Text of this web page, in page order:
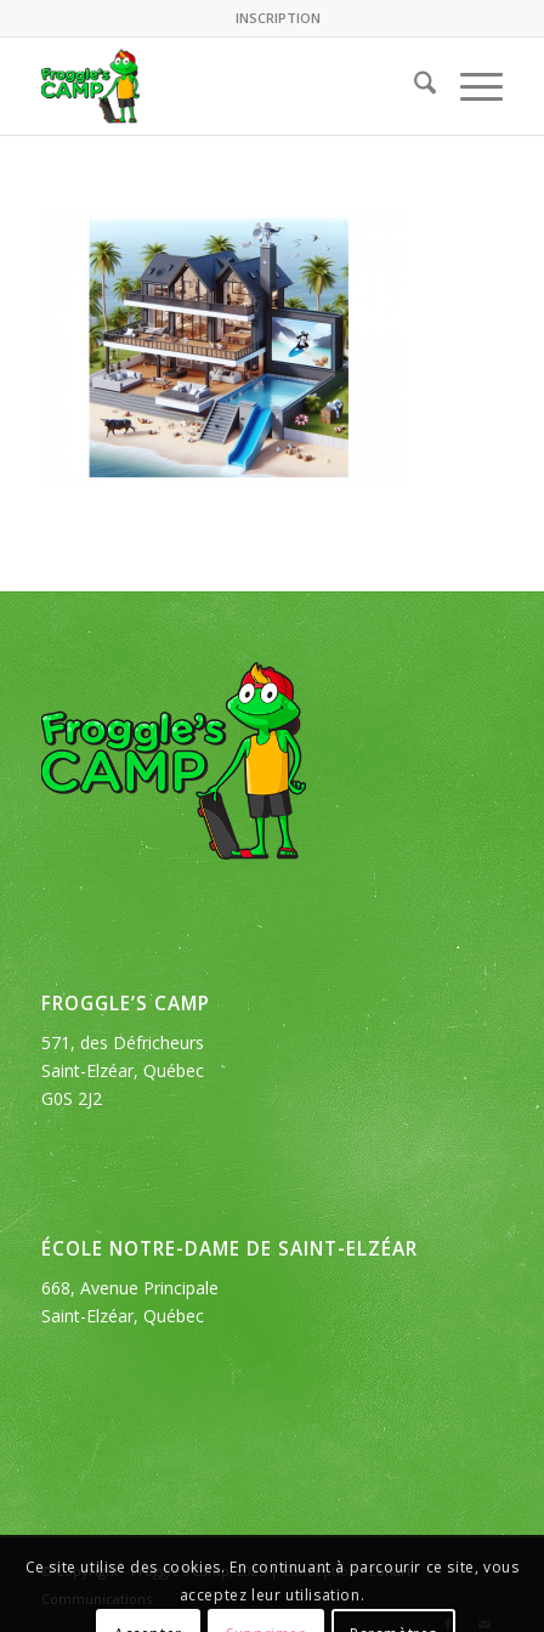
INSCRIPTION
FROGGLE’S CAMP
571, des Défricheurs
Saint-Elzéar, Québec
G0S 2J2
ÉCOLE NOTRE-DAME DE SAINT-ELZÉAR
668, Avenue Principale
Saint-Elzéar, Québec
© Copyright - Froggle's Camp, 2025 | Conception :Zonart
Communications
Ce site utilise des cookies. En continuant à parcourir ce site, vous
acceptez leur utilisation.